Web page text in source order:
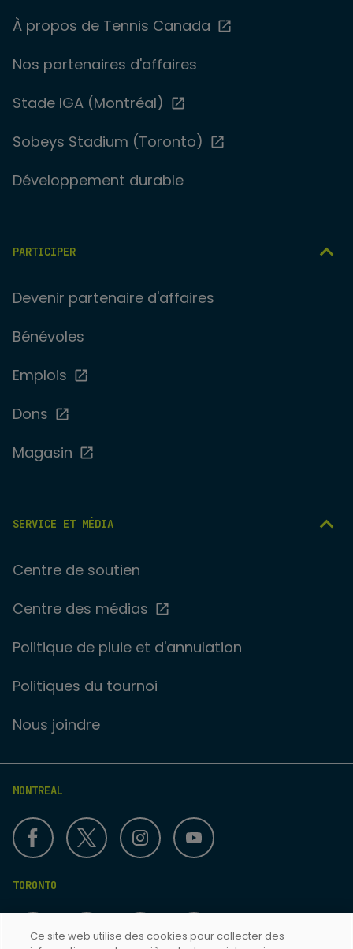
À propos de Tennis Canada
Nos partenaires d'affaires
Stade IGA (Montréal)
Sobeys Stadium (Toronto)
Développement durable
PARTICIPER
Devenir partenaire d'affaires
Bénévoles
Emplois
Dons
Magasin
SERVICE ET MÉDIA
Centre de soutien
Centre des médias
Politique de pluie et d'annulation
Politiques du tournoi
Nous joindre
MONTREAL
TORONTO
Ce site web utilise des cookies pour collecter des